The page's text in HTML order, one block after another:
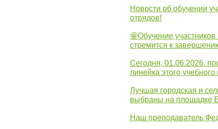
Новости об обучении
отрядов!
🤩Обучение участников
стремится к
Сегодня, 01.06.2026,
линейка этого учебного
Лучшая городская и
выбраны на площадке
Наш преподаватель